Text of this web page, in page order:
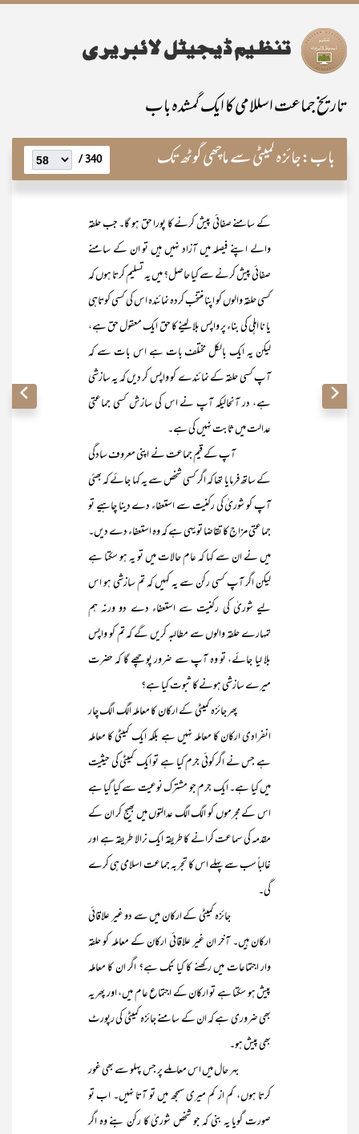
تاریخ جماعت اسللامی کا ایک گمشدہ باب
باب:جائزہ کمیٹی سے ماچھی گوٹھ تک 340 /
کے سامنے صفائی پیش کرنے کا پورا حق ہو گا۔ جب حلقہ
والے اپنے فیصلہ میں آزاد نہیں ہیں تو ان کے سامنے
صفائی پیش کرنے سے کیا حاصل؟ میں یہ تسلیم کرتا ہوں کہ
کسی حلقہ والوں کو اپنا منتخب کردہ نمائندہ اس کی کسی کوتاہی
یا نا اہلی کی بناء پر واپس بلا لینے کا حق ایک معقول حق ہے،
لیکن یہ ایک بالکل مختلف بات ہے اس بات سے کہ
آپ کسی حلقہ کے نمائندے کو واپس کر دیں کہ یہ سازشی
ہے، در آنحالیکہ آپ نے اس کی سازش کسی جماعتی
عدالت میں ثابت نہیں کی ہے۔
آپ کے قیم جماعت نے اپنی معروف سادگی
کے ساتھ فرمایا تھا کہ اگر کسی شخص سے یہ کہا جائے کہ بھئی
آپ کو شوریٰ کی رکنیت سے استعفاء دے دینا چاہیے تو
جماعتی مزاج کا تقاضا تو یہی ہے کہ وہ استعفاء دے دیں۔
میں نے ان سے کہا کہ عام حالات میں تو یہ ہو سکتا ہے
لیکن اگر آپ کسی رکن سے یہ کہیں کہ تم سازشی ہو اس
لیے شوریٰ کی رکنیت سے استعفاء دے دو ورنہ ہم
تمہارے حلقہ والوں سے مطالبہ کریں گے کہ تم کو واپس
بلا لیا جائے، تو وہ آپ سے ضرور پوچھے گا کہ حضرت
میرے سازشی ہونے کا ثبوت کیا ہے؟
پھر جائزہ کمیٹی کے ارکان کا معاملہ الگ الگ چار
انفرادی ارکان کا معاملہ نہیں ہے بلکہ ایک کمیٹی کا معاملہ
ہے جس نے اگر کوئی جرم کیا ہے تو ایک کمیٹی کی حیثیت
میں کیا ہے۔ ایک جرم جو مشترک نوعیت سے کیا گیا ہے
اس کے مجرموں کو الگ الگ عدالتوں میں بھیج کر ان کے
مقدمہ کی سماعت کرانے کا طریقہ ایک نرالا طریقہ ہے اور
غالباً سب سے پہلے اس کا تجربہ جماعت اسلامی ہی کرے
گی۔
جائزہ کمیٹی کے ارکان میں سے دو غیر علاقائی
ارکان ہیں۔ آخر ان غیر علاقائی ارکان کے معاملہ کو حلقہ
وار اجتماعات میں رکھنے کا کیا تُک ہے؟ اگر ان کا معاملہ
پیش ہو سکتا ہے تو ارکان کے اجتماع عام میں، اور پھر یہ
بھی ضروری ہے کہ ان کے سامنے جائزہ کمیٹی کی رپورٹ
بھی پیش ہو۔
بہر حال میں اس معاملے پر جس پہلو سے بھی غور
کرتا ہوں، کم از کم میری سمجھ میں تو آتا نہیں۔ اب تو
صورت گویا یہ بنی کہ جو شخص شوریٰ کا رکن بنے وہ اگر